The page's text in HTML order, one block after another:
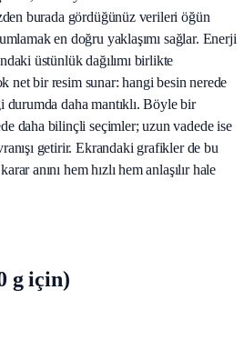
burada gördüğünüz verileri öğün
en doğru yaklaşımı sağlar. Enerji
üstünlük dağılımı birlikte
net bir resim sunar: hangi besin nerede
durumda daha mantıklı. Böyle bir
daha bilinçli seçimler; uzun vadede ise
getirir. Ekrandaki grafikler de bu
anını hem hızlı hem anlaşılır hale
g için)